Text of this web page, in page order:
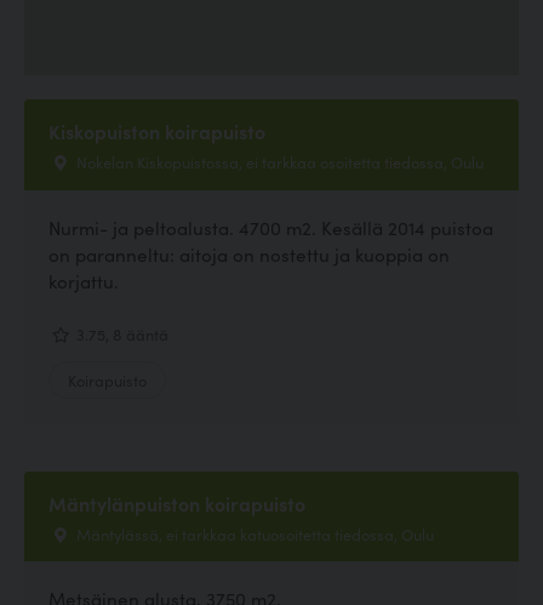
Kiskopuiston koirapuisto
Nokelan Kiskopuistossa, ei tarkkaa osoitetta tiedossa, Oulu
Nurmi- ja peltoalusta. 4700 m2. Kesällä 2014 puistoa
on paranneltu: aitoja on nostettu ja kuoppia on
korjattu.
Mäntylänpuiston koirapuisto
Mäntylässä, ei tarkkaa katuosoitetta tiedossa, Oulu
Metsäinen alusta, 3750 m2.